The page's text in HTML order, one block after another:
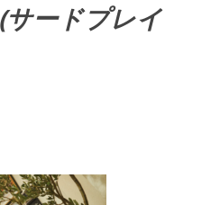
サードプレイ